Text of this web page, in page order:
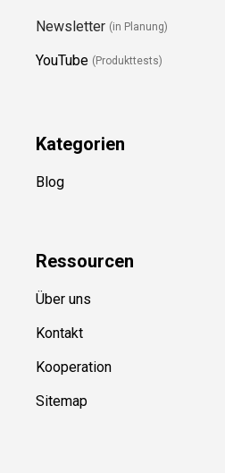
Newsletter (in Planung)
YouTube (Produkttests)
Kategorien
Blog
Ressourcen
Über uns
Kontakt
Kooperation
Sitemap